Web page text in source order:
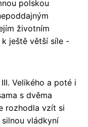
polskou
životním
ještě větší síle -
Velikého a poté i
s dvěma
rozhodla vzít si
vládkyní